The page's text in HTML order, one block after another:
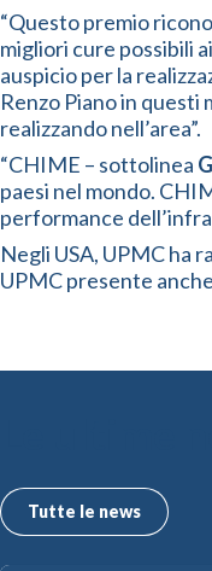
“Questo premio
migliori cure possibili
auspicio per la
Renzo Piano in questi
realizzando nell’area”.
“CHIME – sottolinea
paesi nel mondo.
performance
Negli USA, UPMC ha
UPMC presente
Tutte le news